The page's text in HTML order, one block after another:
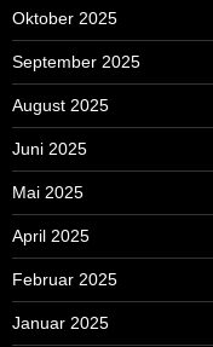
Oktober 2025
September 2025
August 2025
Juni 2025
Mai 2025
April 2025
Februar 2025
Januar 2025